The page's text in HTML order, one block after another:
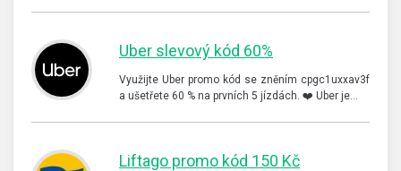
Uber slevový kód 60%
Využijte Uber promo kód se zněním cpgc1uxxav3f
a ušetřete 60 % na prvních 5 jízdách. ❤️ Uber je…
Liftago promo kód 150 Kč